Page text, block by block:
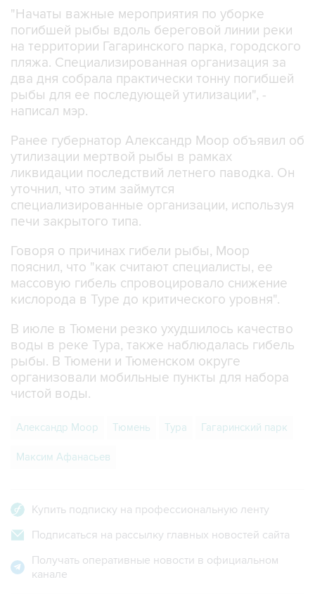
"Начаты важные мероприятия по уборке
погибшей рыбы вдоль береговой линии реки
на территории Гагаринского парка, городского
пляжа. Специализированная организация за
два дня собрала практически тонну погибшей
рыбы для ее последующей утилизации", -
написал мэр.
Ранее губернатор Александр Моор объявил об
утилизации мертвой рыбы в рамках
ликвидации последствий летнего паводка. Он
уточнил, что этим займутся
специализированные организации, используя
печи закрытого типа.
Говоря о причинах гибели рыбы, Моор
пояснил, что "как считают специалисты, ее
массовую гибель спровоцировало снижение
кислорода в Туре до критического уровня".
В июле в Тюмени резко ухудшилось качество
воды в реке Тура, также наблюдалась гибель
рыбы. В Тюмени и Тюменском округе
организовали мобильные пункты для набора
чистой воды.
Александр Моор Тюмень Тура Гагаринский парк
Максим Афанасьев
Купить подписку на профессиональную ленту
Подписаться на рассылку главных новостей сайта
Получать оперативные новости в официальном
канале